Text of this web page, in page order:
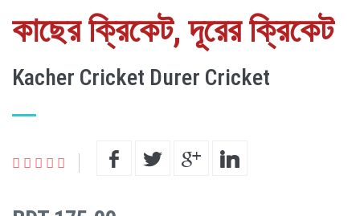
কাছের ক্রিকেট, দূরের ক্রিকেট
Kacher Cricket Durer Cricket